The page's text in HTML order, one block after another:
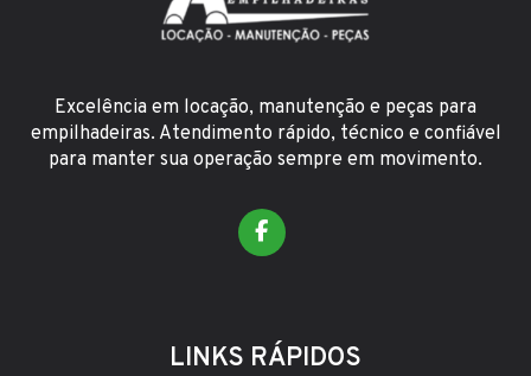
Excelência em locação, manutenção e peças para
empilhadeiras. Atendimento rápido, técnico e confiável
para manter sua operação sempre em movimento.
LINKS RÁPIDOS